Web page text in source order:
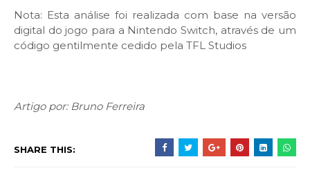
Nota: Esta análise foi realizada com base na versão
digital do jogo para a Nintendo Switch, através de um
código gentilmente cedido pela TFL Studios
Artigo por: Bruno Ferreira
SHARE THIS: